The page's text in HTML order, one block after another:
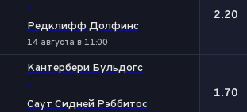
-
Редклифф Долфинс
14 августа в 11:00
2.20
Кантербери Бульдогс
-
Саут Сидней Рэббитос
1.70